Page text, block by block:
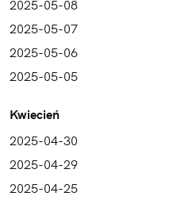
2025-05-08
2025-05-07
2025-05-06
2025-05-05
Kwiecień
2025-04-30
2025-04-29
2025-04-25